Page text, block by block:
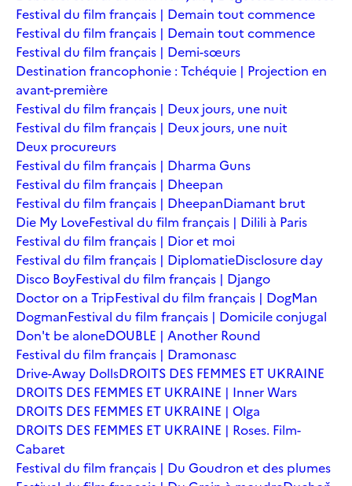
Festival du film français | Demain tout commence
Festival du film français | Demain tout commence
Festival du film français | Demi-sœurs
Destination francophonie : Tchéquie | Projection en
avant-première
Festival du film français | Deux jours, une nuit
Festival du film français | Deux jours, une nuit
Deux procureurs
Festival du film français | Dharma Guns
Festival du film français | Dheepan
Festival du film français | DheepanDiamant brut
Die My LoveFestival du film français | Dilili à Paris
Festival du film français | Dior et moi
Festival du film français | DiplomatieDisclosure day
Disco BoyFestival du film français | Django
Doctor on a TripFestival du film français | DogMan
DogmanFestival du film français | Domicile conjugal
Don't be aloneDOUBLE | Another Round
Festival du film français | Dramonasc
Drive-Away DollsDROITS DES FEMMES ET UKRAINE
DROITS DES FEMMES ET UKRAINE | Inner Wars
DROITS DES FEMMES ET UKRAINE | Olga
DROITS DES FEMMES ET UKRAINE | Roses. Film-
Cabaret
Festival du film français | Du Goudron et des plumes